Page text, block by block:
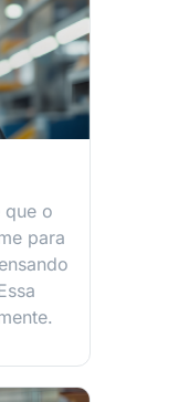
que o
para